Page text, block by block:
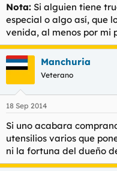
Nota: Si alguien tiene
especial o algo así, que
venida, al menos por mi
Manchuria
Veterano
18 Sep 2014
Si uno acabara
utensilios varios que
ni la fortuna del dueño